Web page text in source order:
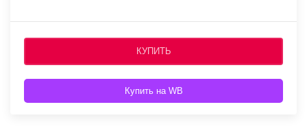
КУПИТЬ
Купить на WB